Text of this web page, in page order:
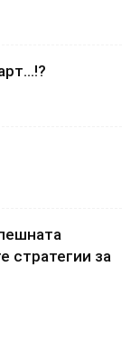
стратегии за